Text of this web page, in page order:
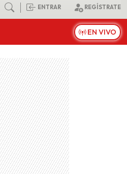
ENTRAR REGÍSTRATE
EN VIVO